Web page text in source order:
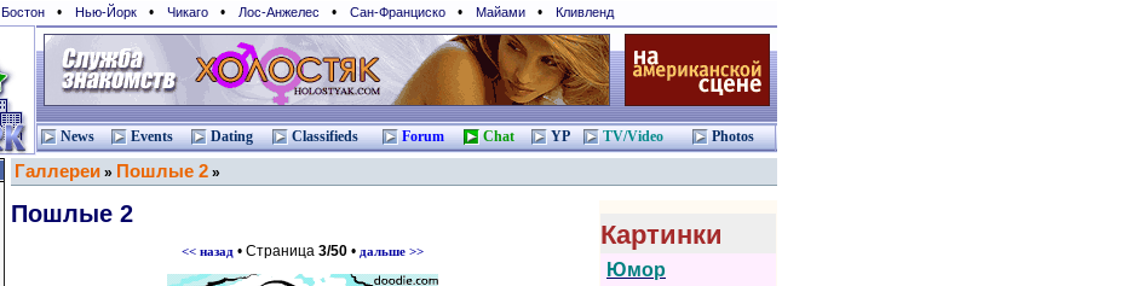
Бостон • Нью-Йорк • Чикаго • Лос-Анжелес • Сан-Франциcко • Майами • Кливленд
News Events Dating Classifieds Forum Chat YP TV/Video Photos
Галлереи » Пошлые 2 »
Пошлые 2
<< назад• Страница 3/50• дальше >> Картинки
Юмор